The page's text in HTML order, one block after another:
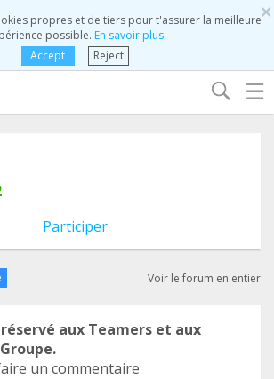
×
propres et de tiers pour t'assurer la meilleure
possible. En savoir plus
Accept
Reject
☰
Participer
Voir le forum en entier
aux Teamers et aux
un commentaire